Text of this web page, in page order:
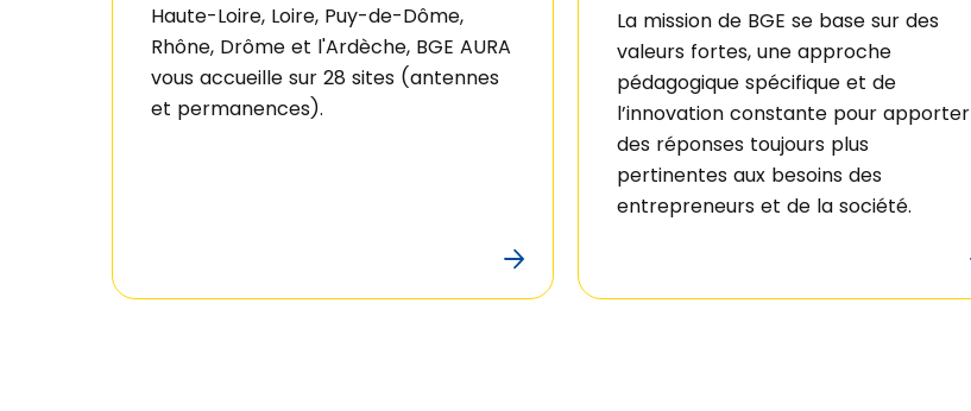
Haute-Loire, Loire, Puy-de-Dôme,
Rhône, Drôme et l'Ardèche, BGE AURA
vous accueille sur 28 sites (antennes
et permanences).
La mission de BGE se base sur des
valeurs fortes, une approche
pédagogique spécifique et de
l’innovation constante pour apporter
des réponses toujours plus
pertinentes aux besoins des
entrepreneurs et de la société.